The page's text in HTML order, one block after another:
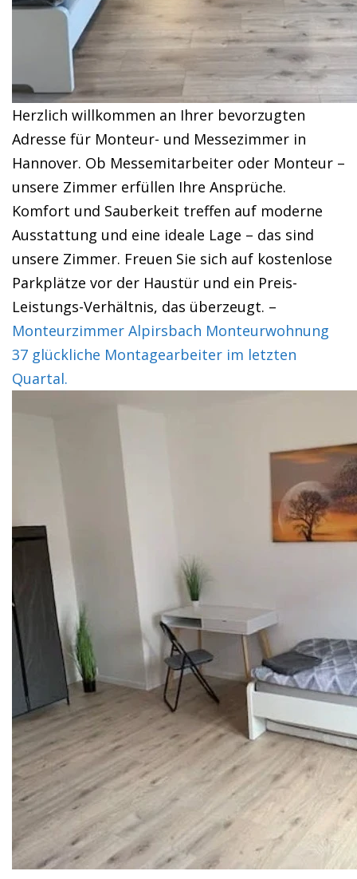
Herzlich willkommen an Ihrer bevorzugten
Adresse für Monteur- und Messezimmer in
Hannover. Ob Messemitarbeiter oder Monteur –
unsere Zimmer erfüllen Ihre Ansprüche.
Komfort und Sauberkeit treffen auf moderne
Ausstattung und eine ideale Lage – das sind
unsere Zimmer. Freuen Sie sich auf kostenlose
Parkplätze vor der Haustür und ein Preis-
Leistungs-Verhältnis, das überzeugt. –
Monteurzimmer Alpirsbach Monteurwohnung
37 glückliche Montagearbeiter im letzten
Quartal.